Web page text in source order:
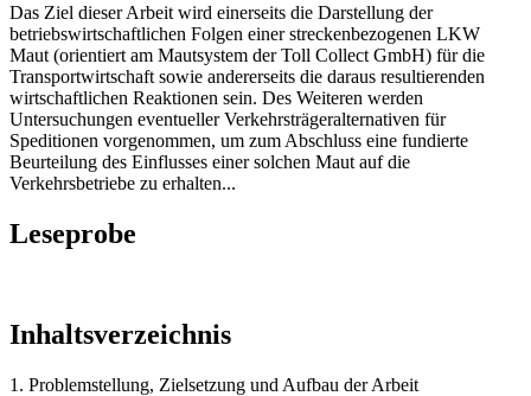
Das Ziel dieser Arbeit wird einerseits die Darstellung der
betriebswirtschaftlichen Folgen einer streckenbezogenen LKW
Maut (orientiert am Mautsystem der Toll Collect GmbH) für die
Transportwirtschaft sowie andererseits die daraus resultierenden
wirtschaftlichen Reaktionen sein. Des Weiteren werden
Untersuchungen eventueller Verkehrsträgeralternativen für
Speditionen vorgenommen, um zum Abschluss eine fundierte
Beurteilung des Einflusses einer solchen Maut auf die
Verkehrsbetriebe zu erhalten...
Leseprobe
Inhaltsverzeichnis
1. Problemstellung, Zielsetzung und Aufbau der Arbeit